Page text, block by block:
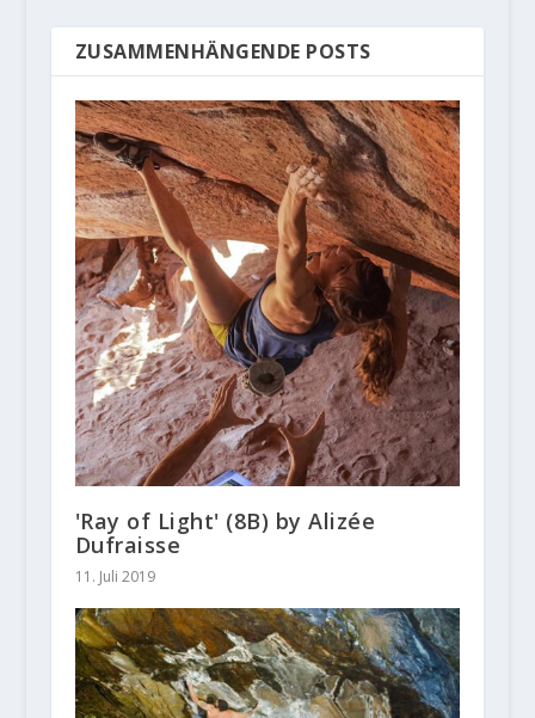
ZUSAMMENHÄNGENDE POSTS
'Ray of Light' (8B) by Alizée
Dufraisse
11. Juli 2019